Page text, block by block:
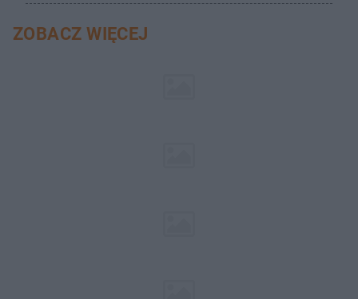
ZOBACZ WIĘCEJ